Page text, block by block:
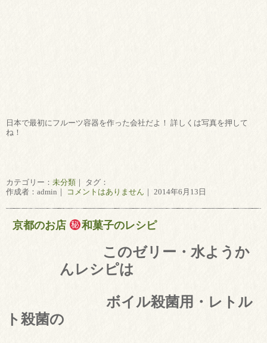
日本で最初にフルーツ容器を作った会社だよ！ 詳しくは写真を押して
ね！
カテゴリー： 未分類 ｜ タグ：
作成者：admin｜
コメントはありません ｜ 2014年6月13日
京都のお店 和菓子のレシピ
このゼリー・水ようか
んレシピは
ボイル殺菌用・レトル
ト殺菌の